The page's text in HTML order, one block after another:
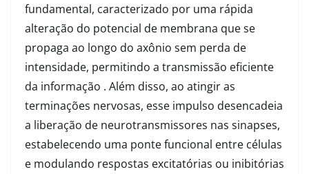
fundamental, caracterizado por uma rápida
alteração do potencial de membrana que se
propaga ao longo do axônio sem perda de
intensidade, permitindo a transmissão eficiente
da informação . Além disso, ao atingir as
terminações nervosas, esse impulso desencadeia
a liberação de neurotransmissores nas sinapses,
estabelecendo uma ponte funcional entre células
e modulando respostas excitatórias ou inibitórias